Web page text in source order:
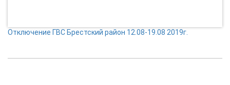
Отключение ГВС Брестский район 12.08-19.08 2019г.